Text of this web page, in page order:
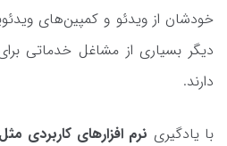
خودشان از ویدئو و کمپین‌های
دیگر بسیاری از مشاغل خدماتی
دارند.
با یادگیری نرم افزارهای کاربردی